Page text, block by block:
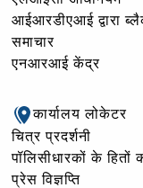
आईआरडीएआई द्वारा
समाचार
एनआरआई केंद्र
कार्यालय लोकेटर
चित्र प्रदर्शनी
पॉलिसीधारकों के हितों
प्रेस विज्ञप्ति